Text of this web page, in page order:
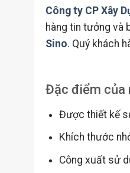
Công ty CP Xây
hàng tin tưởng và
Sino. Quý khách
Đặc điểm của
Được thiết kế
Khích thước
Công xuất sử